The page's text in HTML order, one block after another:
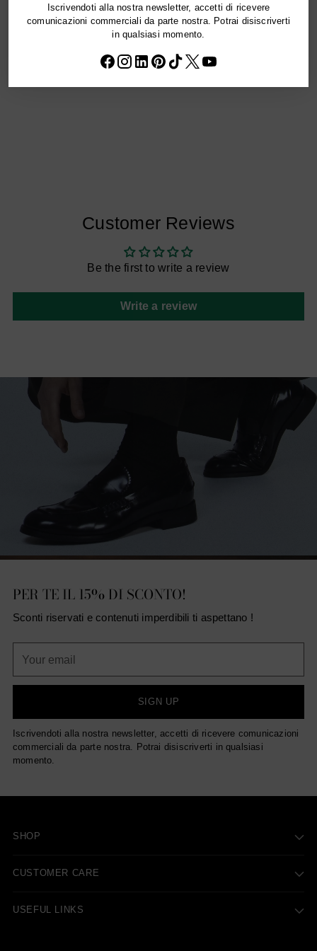
Iscrivendoti alla nostra newsletter, accetti di ricevere
comunicazioni commerciali da parte nostra. Potrai disiscriverti
in qualsiasi momento.
Profondità: 8 cm
Your size is not available?
Customer Reviews
Be the first to write a review
Write a review
PER TE IL 15% DI SCONTO!
Sconti riservati e contenuti imperdibili ti aspettano !
email
SIGN UP
Iscrivendoti alla nostra newsletter, accetti di ricevere comunicazioni
commerciali da parte nostra. Potrai disiscriverti in qualsiasi
momento.
SHOP
CUSTOMER CARE
USEFUL LINKS